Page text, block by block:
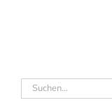
Suche